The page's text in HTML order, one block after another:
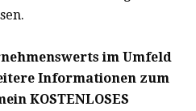
im Umfeld
Informationen zum
KOSTENLOSES